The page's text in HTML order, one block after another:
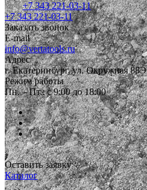
+7 343 221-03-11
+7 343 221-03-11
Заказать звонок
E-mail
info@vertatools.ru
Адрес
г. Екатеринбург, ул. Окружная 88Э
Режим работы
Пн. – Пт.: с 9:00 до 18:00
Оставить заявку
Каталог